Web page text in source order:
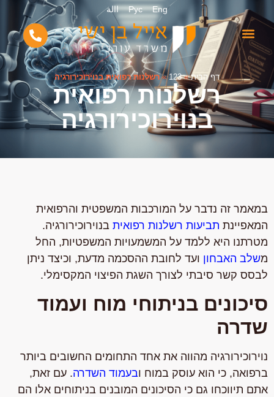
Eng
Рус االة
דף הבית»
123
»רשלנות רפואית בנוירוכירורגיה
רשלנות רפואית
בנוירוכירורגיה
במאמר זה נדבר על המורכבות המשפטית והרפואית
המאפיינתתביעות רשלנות רפואית בנוירוכירורגיה.
מטרתנו היא ללמד על המשמעויות המשפטיות, החל
משלב האבחון ועד לחובת ההסכמה מדעת, וכיצד ניתן
לבסס קשר סיבתי לצורך השגת הפיצוי המקסימלי.
סיכונים בניתוחי מוח ועמוד
שדרה
נוירוכירורגיה מהווה את אחד התחומים החשובים ביותר
ברפואה, כי הוא עוסק במוח ובעמוד השדרה. עם זאת,
אתם תיווכחו גם כי הסיכונים המובנים בניתוחים אלו הם